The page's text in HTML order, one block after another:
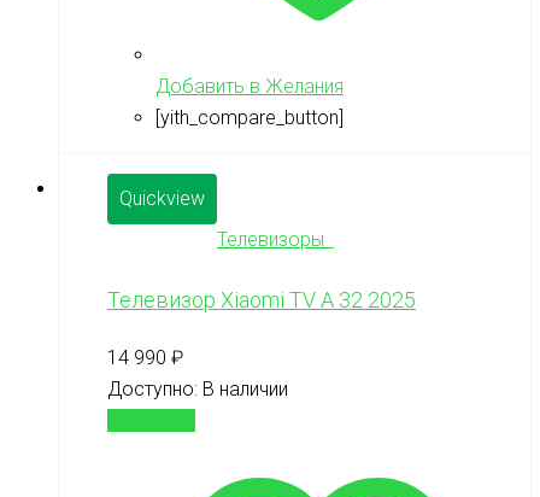
Добавить в Желания
[yith_compare_button]
Quickview
Телевизоры
Телевизор Xiaomi TV A 32 2025
14 990 ₽
Доступно: В наличии